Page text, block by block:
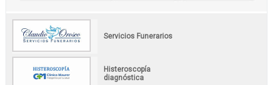
Servicios Funerarios
Histeroscopía
diagnóstica